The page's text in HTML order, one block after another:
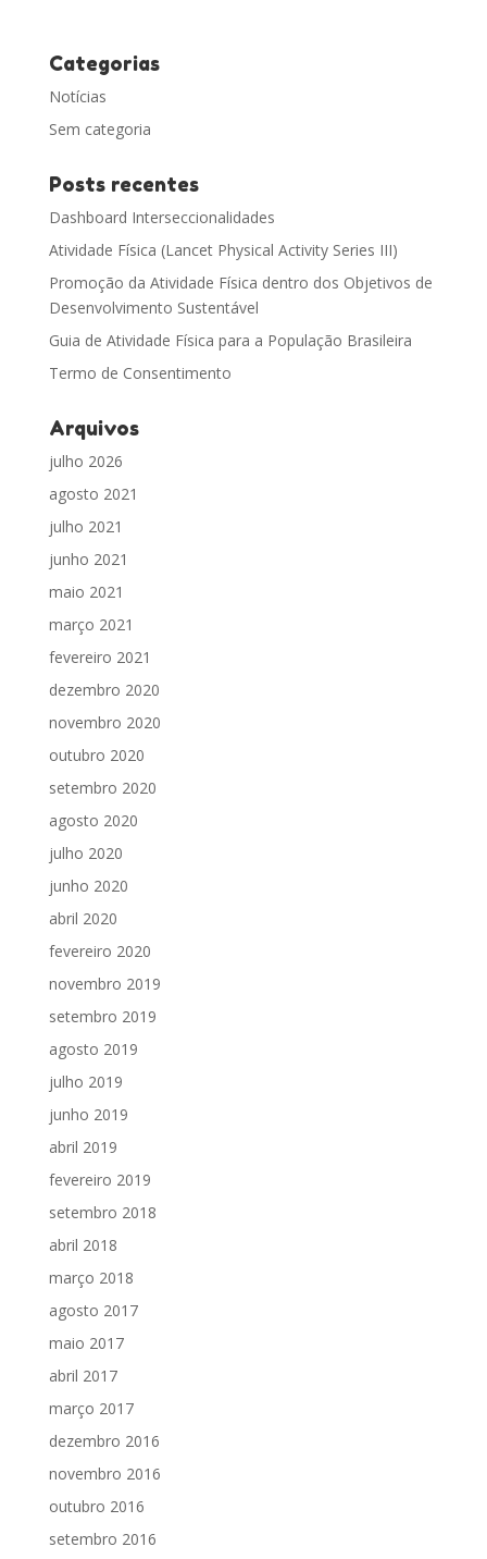
Categorias
Notícias
Sem categoria
Posts recentes
Dashboard Interseccionalidades
Atividade Física (Lancet Physical Activity Series III)
Promoção da Atividade Física dentro dos Objetivos de
Desenvolvimento Sustentável
Guia de Atividade Física para a População Brasileira
Termo de Consentimento
Arquivos
julho 2026
agosto 2021
julho 2021
junho 2021
maio 2021
março 2021
fevereiro 2021
dezembro 2020
novembro 2020
outubro 2020
setembro 2020
agosto 2020
julho 2020
junho 2020
abril 2020
fevereiro 2020
novembro 2019
setembro 2019
agosto 2019
julho 2019
junho 2019
abril 2019
fevereiro 2019
setembro 2018
abril 2018
março 2018
agosto 2017
maio 2017
abril 2017
março 2017
dezembro 2016
novembro 2016
outubro 2016
setembro 2016